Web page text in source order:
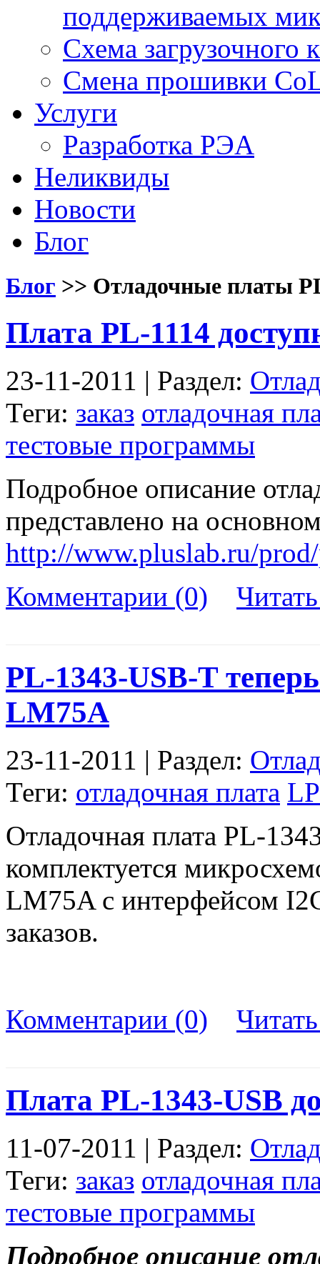
поддерживаемых
Схема загрузочного
Смена прошивки
Услуги
Разработка РЭА
Неликвиды
Новости
Блог
Блог >> Отладочные платы
Плата PL-1114
23-11-2011 | Раздел:
Теги: заказ отладочная
тестовые программы
Подробное описание
представлено на
http://www.pluslab.ru/
Комментарии (0)
PL-1343-USB-T
LM75A
23-11-2011 | Раздел:
Теги: отладочная плата
Отладочная плата PL-
комплектуется
LM75A с интерфейсом
заказов.
Комментарии (0)
Плата PL-1343-USB
11-07-2011 | Раздел:
Теги: заказ отладочная
тестовые программы
Подробное описание